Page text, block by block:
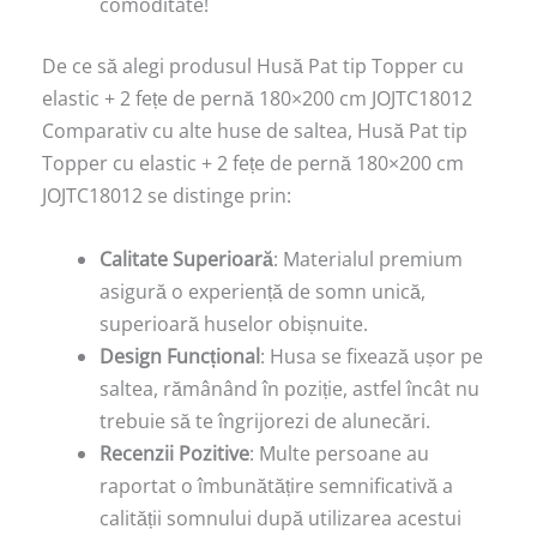
De ce să alegi produsul Husă Pat tip Topper cu
elastic + 2 fețe de pernă 180×200 cm JOJTC18012
Comparativ cu alte huse de saltea, Husă Pat tip
Topper cu elastic + 2 fețe de pernă 180×200 cm
JOJTC18012 se distinge prin:
Calitate Superioară: Materialul premium
asigură o experiență de somn unică,
superioară huselor obișnuite.
Design Funcțional: Husa se fixează ușor pe
saltea, rămânând în poziție, astfel încât nu
trebuie să te îngrijorezi de alunecări.
Recenzii Pozitive: Multe persoane au
raportat o îmbunătățire semnificativă a
calității somnului după utilizarea acestui